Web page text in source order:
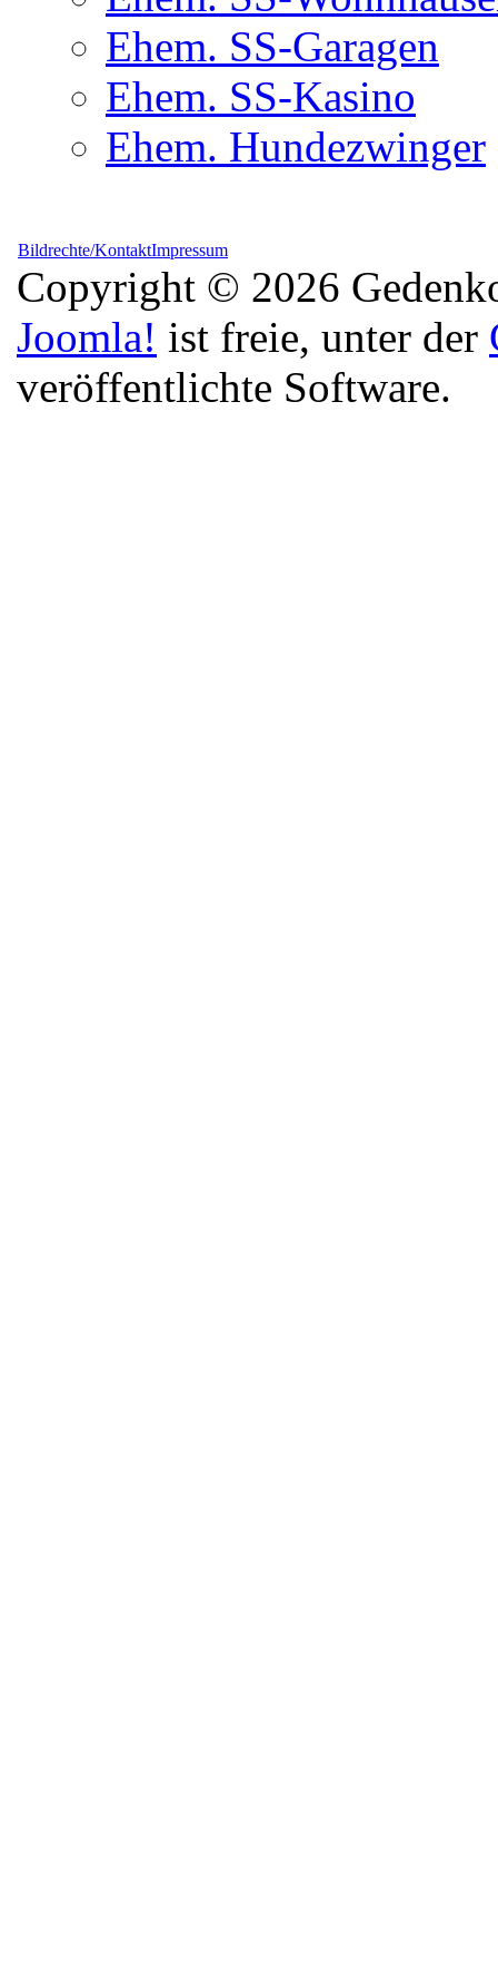
Ehem. SS-Garagen
Ehem. SS-Kasino
Ehem. Hundezwinger
Bildrechte/KontaktImpressum
Copyright © 2026
Joomla! ist freie, unter der
veröffentlichte Software.